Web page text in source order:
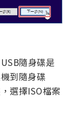
隨身碟是
到隨身碟
選擇ISO檔案